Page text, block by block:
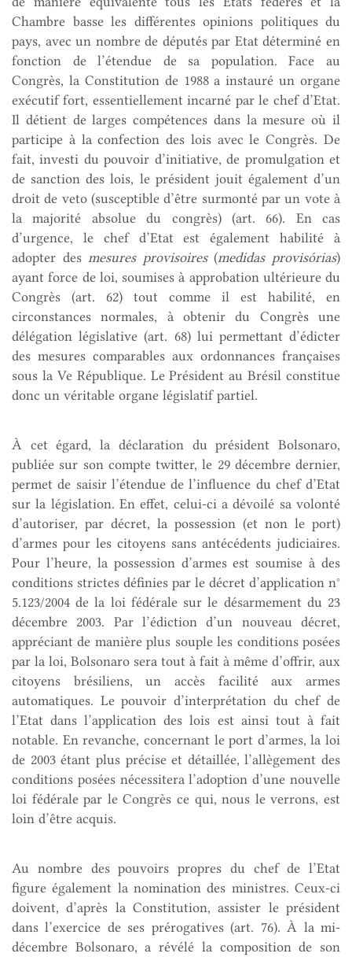
Chambre basse les différentes opinions politiques du
pays, avec un nombre de députés par Etat déterminé en
fonction de l’étendue de sa population. Face au
Congrès, la Constitution de 1988 a instauré un organe
exécutif fort, essentiellement incarné par le chef d’Etat.
Il détient de larges compétences dans la mesure où il
participe à la confection des lois avec le Congrès. De
fait, investi du pouvoir d’initiative, de promulgation et
de sanction des lois, le président jouit également d’un
droit de veto (susceptible d’être surmonté par un vote à
la majorité absolue du congrès) (art. 66). En cas
d’urgence, le chef d’Etat est également habilité à
adopter des mesures provisoires(medidas provisórias)
ayant force de loi, soumises à approbation ultérieure du
Congrès (art. 62) tout comme il est habilité, en
circonstances normales, à obtenir du Congrès une
délégation législative (art. 68) lui permettant d’édicter
des mesures comparables aux ordonnances françaises
sous la Ve République. Le Président au Brésil constitue
donc un véritable organe législatif partiel.
À cet égard, la déclaration du président Bolsonaro,
publiée sur son compte twitter, le 29 décembre dernier,
permet de saisir l’étendue de l’influence du chef d’Etat
sur la législation. En effet, celui-ci a dévoilé sa volonté
d’autoriser, par décret, la possession (et non le port)
d’armes pour les citoyens sans antécédents judiciaires.
Pour l’heure, la possession d’armes est soumise à des
conditions strictes définies par le décret d’application n°
5.123/2004 de la loi fédérale sur le désarmement du 23
décembre 2003. Par l’édiction d’un nouveau décret,
appréciant de manière plus souple les conditions posées
par la loi, Bolsonaro sera tout à fait à même d’offrir, aux
citoyens brésiliens, un accès facilité aux armes
automatiques. Le pouvoir d’interprétation du chef de
l’Etat dans l’application des lois est ainsi tout à fait
notable. En revanche, concernant le port d’armes, la loi
de 2003 étant plus précise et détaillée, l’allègement des
conditions posées nécessitera l’adoption d’une nouvelle
loi fédérale par le Congrès ce qui, nous le verrons, est
loin d’être acquis.
Au nombre des pouvoirs propres du chef de l’Etat
figure également la nomination des ministres. Ceux-ci
doivent, d’après la Constitution, assister le président
dans l’exercice de ses prérogatives (art. 76). À la mi-
décembre Bolsonaro, a révélé la composition de son